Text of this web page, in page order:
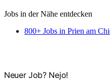
Jobs in der Nähe entdecken
800+ Jobs in Prien am
Neuer Job? Nejo!